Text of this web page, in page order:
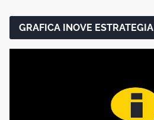
GRAFICA INOVE ESTRATEGIA